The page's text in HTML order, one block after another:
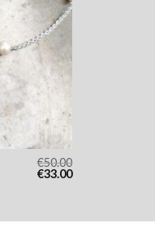
€50.00
€33.00